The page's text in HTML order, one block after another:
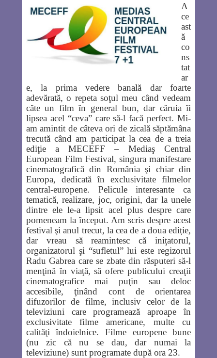
A
ce
ast
ă
co
ns
tat
ar
e, la prima vedere banală dar foarte
adevărată, o repeta soţul meu când vedeam
câte un film în general bun, dar căruia îi
lipsea acel “ceva” care să-l facă perfect. Mi-
am amintit de câteva ori de zicală săptămâna
trecută când am participat la cea de a treia
ediţie a MECEFF – Mediaş Central
European Film Festival, singura manifestare
cinematografică din România şi chiar din
Europa, dedicată în exclusivitate filmelor
central-europene. Pelicule interesante ca
tematică, realizare, joc, origini, dar la unele
dintre ele le-a lipsit acel plus despre care
pomeneam la început. Am scris despre acest
festival şi anul trecut, la cea de a doua ediţie,
dar vreau să reamintesc că iniţatorul,
organizatorul şi “sufletul” lui este regizorul
Radu Gabrea care se zbate din răsputeri să-l
menţină în viaţă, să ofere publicului creaţii
cinematografice mai puţin sau deloc
accesibile, ţinând cont de orientarea
difuzorilor de filme, inclusiv celor de la
televiziuni care programează aproape în
exclusivitate filme americane, multe cu
calităţi îndoielnice. Filme europene bune
(nu zic că nu se dau, dar numai la
televiziune) sunt programate după ora 23.